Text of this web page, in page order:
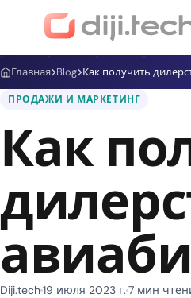
Главная Blog Как получить
ПРОДАЖИ И МАРКЕТИНГ
Как
Diji.tech19 июля 2023 г. 7 мин